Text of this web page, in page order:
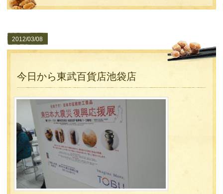
2012/03/08
今日から東武百貨店池袋店